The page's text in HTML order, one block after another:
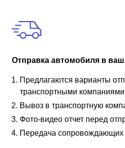
Отправка автомобиля в ваш
Предлагаются варианты
транспортными
Вывоз в транспортную
Фото-видео отчет перед
Передача сопровождающих